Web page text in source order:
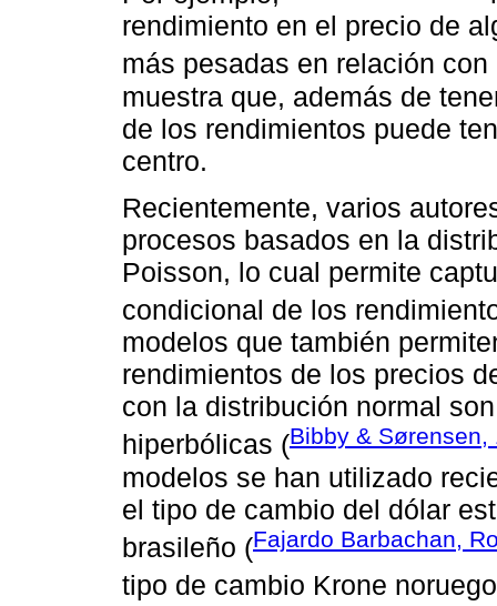
rendimiento en el precio de
más pesadas en relación
muestra que, además de
de los rendimientos puede
centro.
Recientemente, varios
procesos basados en la
Poisson, lo cual permite
condicional de los
modelos que también
rendimientos de los precios
con la distribución normal
hiperbólicas (Bibby & Sørensen,
modelos se han utilizado
el tipo de cambio del dólar
brasileño (Fajardo Barbachan,
tipo de cambio Krone